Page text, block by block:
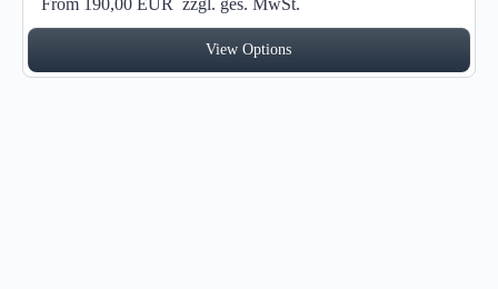
From 190,00 EUR zzgl. ges. MwSt.
View Options